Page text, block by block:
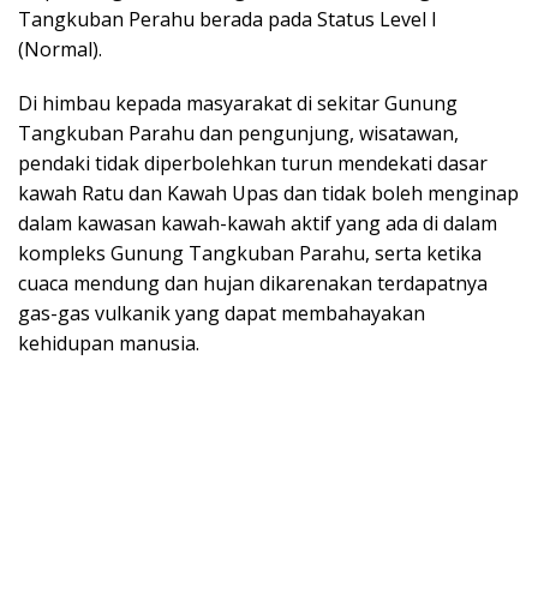
Tangkuban Perahu berada pada Status Level I
(Normal).
Di himbau kepada masyarakat di sekitar Gunung
Tangkuban Parahu dan pengunjung, wisatawan,
pendaki tidak diperbolehkan turun mendekati dasar
kawah Ratu dan Kawah Upas dan tidak boleh menginap
dalam kawasan kawah-kawah aktif yang ada di dalam
kompleks Gunung Tangkuban Parahu, serta ketika
cuaca mendung dan hujan dikarenakan terdapatnya
gas-gas vulkanik yang dapat membahayakan
kehidupan manusia.